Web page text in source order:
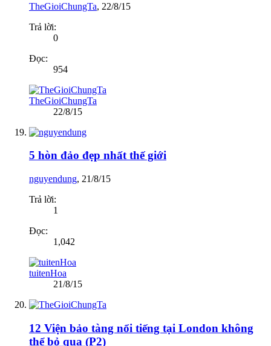
TheGioiChungTa, 22/8/15
Trả lời:
0
Đọc:
954
TheGioiChungTa
22/8/15
5 hòn đảo đẹp nhất thế giới
nguyendung, 21/8/15
Trả lời:
1
Đọc:
1,042
tuitenHoa
21/8/15
12 Viện bảo tàng nổi tiếng tại London không
thể bỏ qua (P2)